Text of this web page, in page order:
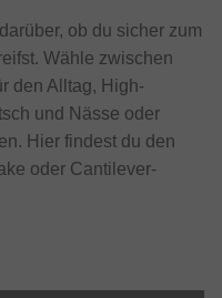
ob du sicher zum
Wähle zwischen
den Alltag, High-
und Nässe oder
Hier findest du den
oder Cantilever-